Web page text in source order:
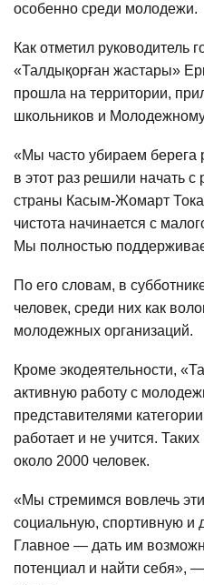
особенно среди молодежи.
Как отметил руководитель
«Талдықорған жастары»
прошла на территории,
школьников и
«Мы часто убираем
в этот раз решили начать
страны Касым-Жомарт
чистота начинается с
Мы полностью
По его словам, в
человек, среди них как
молодежных организаций.
Кроме экодеятельности,
активную работу с
представителями
работает и не учится.
около 2000 человек.
«Мы стремимся вовлечь
социальную, спортивную и
Главное — дать им
потенциал и найти себя»,